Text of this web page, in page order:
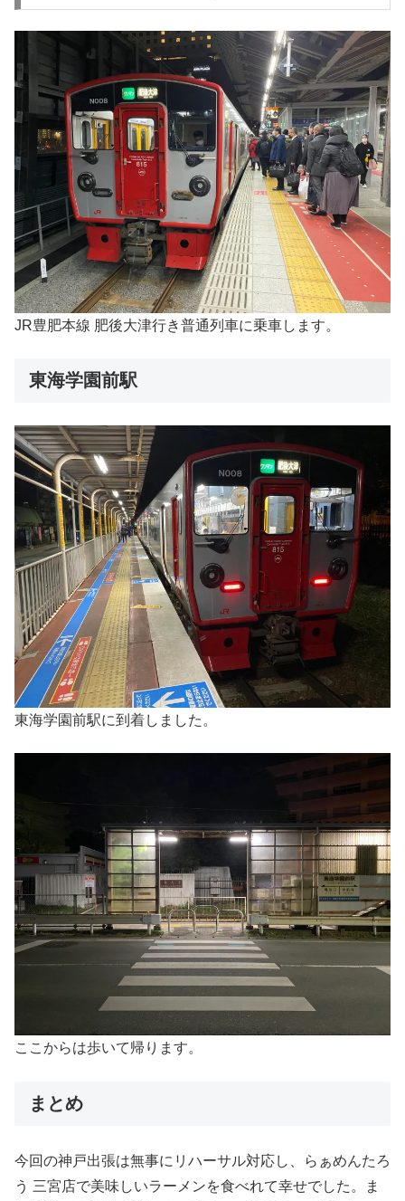
JR豊肥本線 肥後大津行き普通列車に乗車します。
東海学園前駅
東海学園前駅に到着しました。
ここからは歩いて帰ります。
まとめ
今回の神戸出張は無事にリハーサル対応し、らぁめんたろ
う 三宮店で美味しいラーメンを食べれて幸せでした。ま